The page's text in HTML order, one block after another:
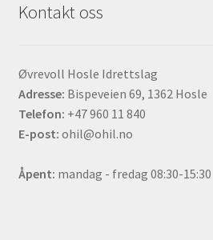
Kontakt oss
Øvrevoll Hosle Idrettslag
Adresse: Bispeveien 69, 1362 Hosle
Telefon: +47 960 11 840
E-post: ohil@ohil.no
Åpent: mandag - fredag 08:30-15:30